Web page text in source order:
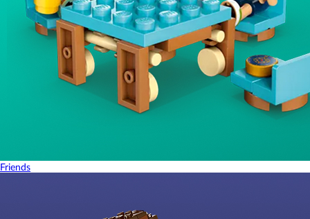
Friends